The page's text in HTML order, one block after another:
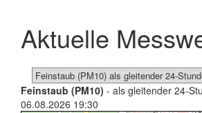
Aktuelle
Feinstaub (PM10) - als gleitender 24-
06.08.2026 19:30